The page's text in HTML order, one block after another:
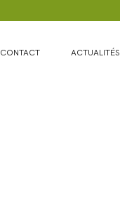
CONTACT ACTUALITÉS